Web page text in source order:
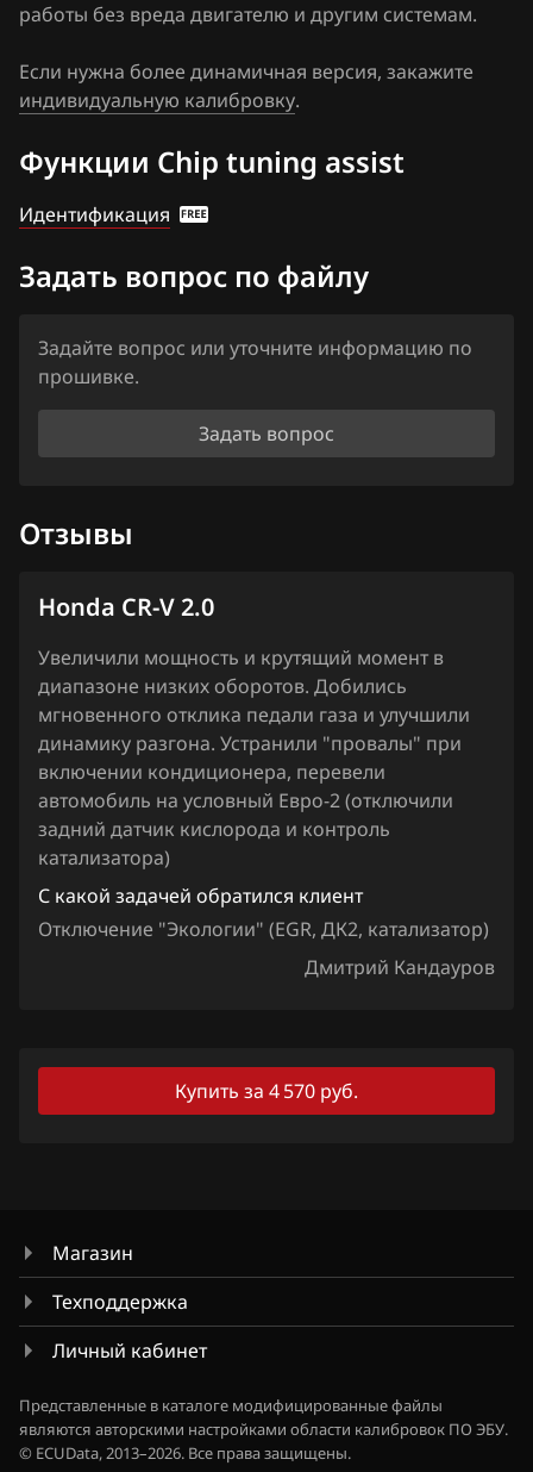
Honda
Hongqi
Hummer
Hyundai
Infiniti
Isuzu
Iveco
JAC
Jaguar
Jeep
Jetour
Kaiyi
Kia
King Long
KYC
Lancia
Land Rover
Lincoln
Maserati
Mazda
Mercedes-Benz
MG
Mini
работы без вреда двигателю и другим системам.
Если нужна более динамичная версия, закажите
индивидуальную калибровку.
Функции Chip tuning assist
Идентификация
Задать вопрос по файлу
Задайте вопрос или уточните информацию по
прошивке.
Задать вопрос
Отзывы
Honda CR-V 2.0
Увеличили мощность и крутящий момент в
диапазоне низких оборотов. Добились
мгновенного отклика педали газа и улучшили
динамику разгона. Устранили "провалы" при
включении кондиционера, перевели
автомобиль на условный Евро-2 (отключили
задний датчик кислорода и контроль
катализатора)
С какой задачей обратился клиент
Отключение "Экологии" (EGR, ДК2, катализатор)
Дмитрий Кандауров
Купить за 4 570 руб.
Магазин
Техподдержка
Личный кабинет
Представленные в каталоге модифицированные файлы
являются авторскими настройками области калибровок ПО ЭБУ.
© ECUData, 2013–2026. Все права защищены.